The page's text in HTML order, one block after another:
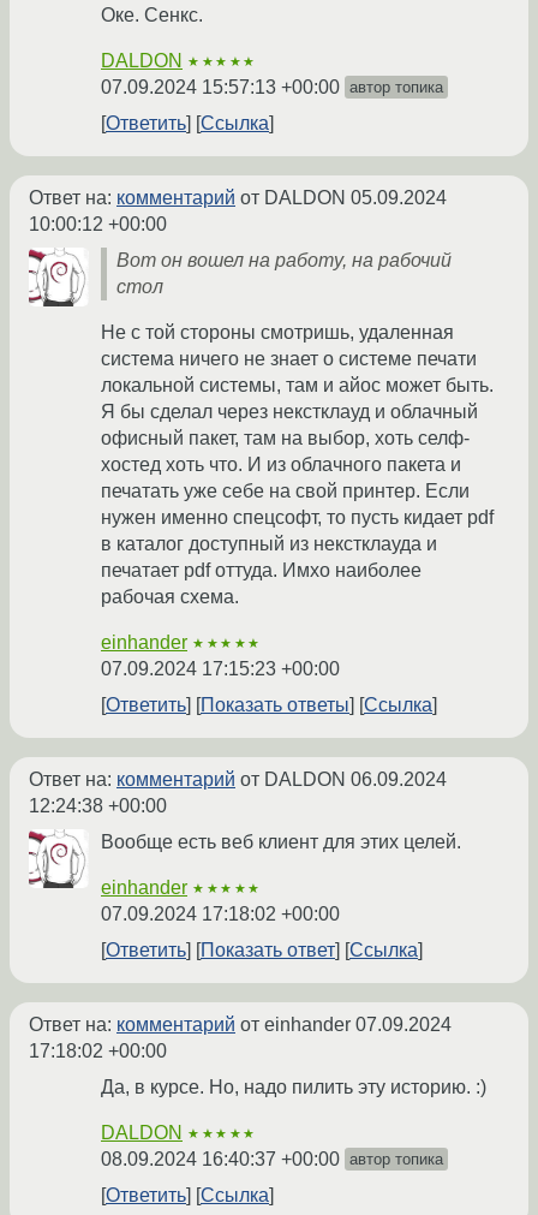
Оке. Сенкс.
DALDON ★★★★★
07.09.2024 15:57:13 +00:00 автор топика
Ответить Ссылка
Ответ на: комментарий от DALDON 05.09.2024
10:00:12 +00:00
Вот он вошел на работу, на рабочий
стол
Не с той стороны смотришь, удаленная
система ничего не знает о системе печати
локальной системы, там и айос может быть.
Я бы сделал через некстклауд и облачный
офисный пакет, там на выбор, хоть селф-
хостед хоть что. И из облачного пакета и
печатать уже себе на свой принтер. Если
нужен именно спецсофт, то пусть кидает pdf
в каталог доступный из некстклауда и
печатает pdf оттуда. Имхо наиболее
рабочая схема.
einhander ★★★★★
07.09.2024 17:15:23 +00:00
Ответить
Показать ответы Ссылка
Ответ на: комментарий от DALDON 06.09.2024
12:24:38 +00:00
Вообще есть веб клиент для этих целей.
einhander ★★★★★
07.09.2024 17:18:02 +00:00
Ответить
Показать ответ Ссылка
Ответ на: комментарий от einhander 07.09.2024
17:18:02 +00:00
Да, в курсе. Но, надо пилить эту историю. :)
DALDON ★★★★★
08.09.2024 16:40:37 +00:00 автор топика
Ответить Ссылка